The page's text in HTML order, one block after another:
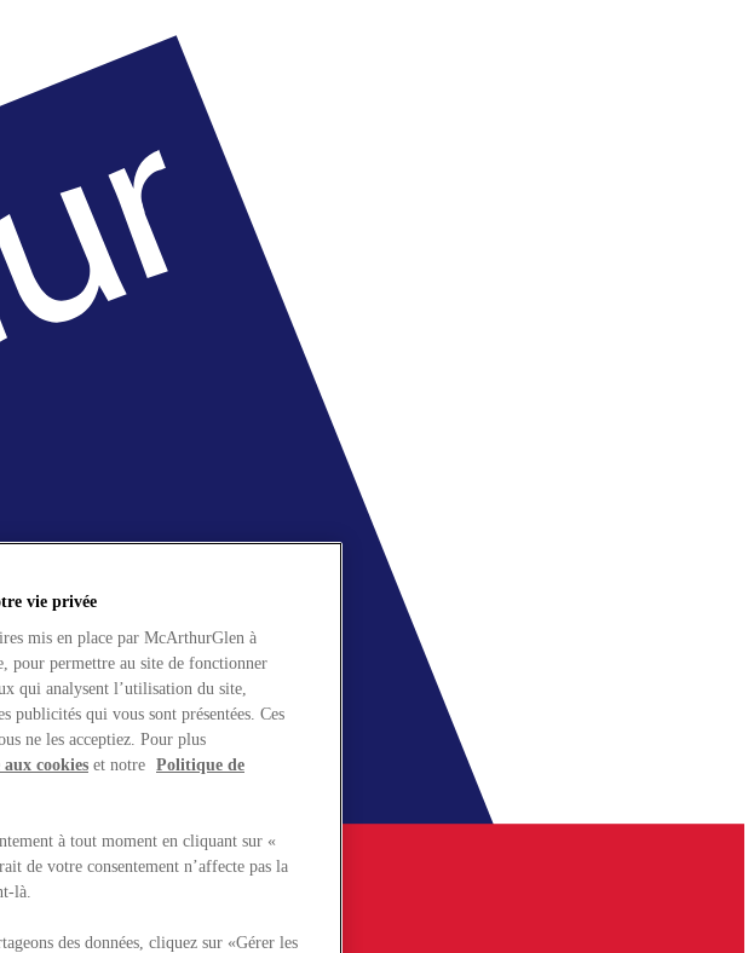
vie privée
mis en place par McArthurGlen à
pour permettre au site de fonctionner
qui analysent l’utilisation du site,
publicités qui vous sont présentées. Ces
ne les acceptiez. Pour plus
cookies et notre Politique de
à tout moment en cliquant sur «
de votre consentement n’affecte pas la
là.
des données, cliquez sur «Gérer les